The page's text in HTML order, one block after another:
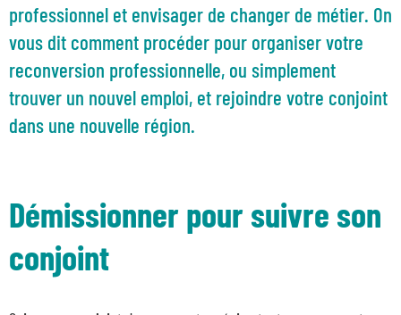
professionnel et envisager de changer de métier. On
vous dit comment procéder pour organiser votre
reconversion professionnelle, ou simplement
trouver un nouvel emploi, et rejoindre votre conjoint
dans une nouvelle région.
Démissionner pour suivre son
conjoint